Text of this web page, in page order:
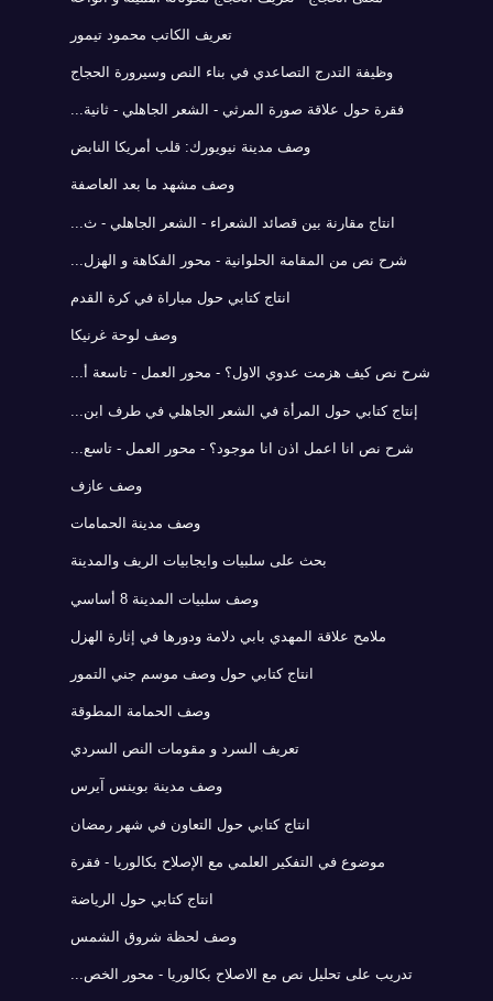
تعريف الكاتب محمود تيمور
وظيفة التدرج التصاعدي في بناء النص وسيرورة الحجاج
فقرة حول علاقة صورة المرثي - الشعر الجاهلي - ثانية...
وصف مدينة نيويورك: قلب أمريكا النابض
وصف مشهد ما بعد العاصفة
انتاج مقارنة بين قصائد الشعراء - الشعر الجاهلي - ث...
شرح نص من المقامة الحلوانية - محور الفكاهة و الهزل...
انتاج كتابي حول مباراة في كرة القدم
وصف لوحة غرنيكا
شرح نص كيف هزمت عدوي الاول؟ - محور العمل - تاسعة أ...
إنتاج كتابي حول المرأة في الشعر الجاهلي في طرف ابن...
شرح نص انا اعمل اذن انا موجود؟ - محور العمل - تاسع...
وصف عازف
وصف مدينة الحمامات
بحث على سلبيات وايجابيات الريف والمدينة
وصف سلبيات المدينة 8 أساسي
ملامح علاقة المهدي بابي دلامة ودورها في إثارة الهزل
انتاج كتابي حول وصف موسم جني التمور
وصف الحمامة المطوقة
تعريف السرد و مقومات النص السردي
وصف مدينة بوينس آيرس
انتاج كتابي حول التعاون في شهر رمضان
موضوع في التفكير العلمي مع الإصلاح بكالوريا - فقرة
انتاج كتابي حول الرياضة
وصف لحظة شروق الشمس
تدريب على تحليل نص مع الاصلاح بكالوريا - محور الخص...